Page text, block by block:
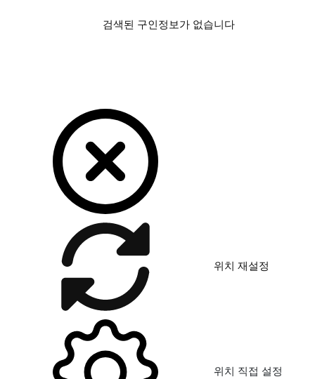
검색된 구인정보가 없습니다
위치 재설정
위치 직접 설정